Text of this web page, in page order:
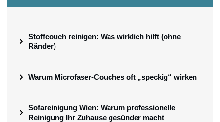
Stoffcouch reinigen: Was wirklich hilft (ohne
Ränder)
Warum Microfaser-Couches oft „speckig“ wirken
Sofareinigung Wien: Warum professionelle
Reinigung Ihr Zuhause gesünder macht